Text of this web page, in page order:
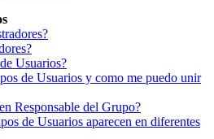
Usuarios?
de Usuarios y como me puedo unir
Responsable del Grupo?
de Usuarios aparecen en diferentes